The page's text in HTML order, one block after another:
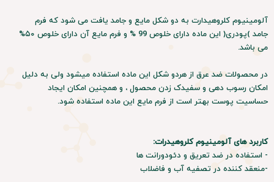
آلومینیوم کلروهیدارت به دو شکل مایع و جامد یافت می شود که فرم
جامد )پودری( این ماده دارای خلوص 99 % و فرم مایع آن دارای خلوص ۵۰%
می باشد.
در محصولات ضد عرق از هردو شکل این ماده استفاده میشود ولی به دلیل
امکان رسوب دهی و سفیدک زدن محصول ، و همچنین امکان ایجاد
حساسیت پوست بهتر است از فرم مایع این ماده استفاده شود.
کاربرد های آلومینیوم کلروهیدرات:
- استفاده در ضد تعریق و دئودورانت ها
-منعقد کننده در تصفیه آب و فاضلاب